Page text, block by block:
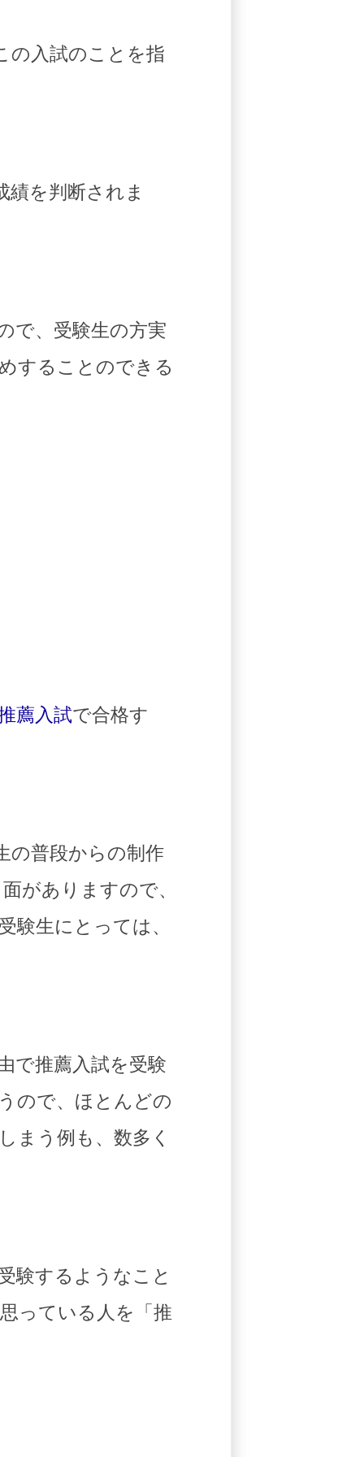
の入試のことを指
績を判断されま
で、受験生の方実
することのできる
薦入試で合格す
の普段からの制作
がありますので、
験生にとっては、
で推薦入試を受験
ので、ほとんどの
まう例も、数多く
験するようなこと
っている人を「推